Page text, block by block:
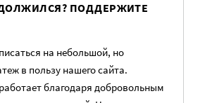
ПОДДЕРЖИТЕ
на небольшой, но
в пользу нашего сайта.
благодаря добровольным